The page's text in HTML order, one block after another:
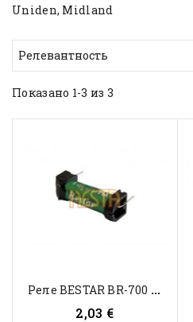
Uniden, Midland
Релевантность
Показано 1-3 из 3
P
Еле BESTAR BR-700 Для Радио CB
2,03 €